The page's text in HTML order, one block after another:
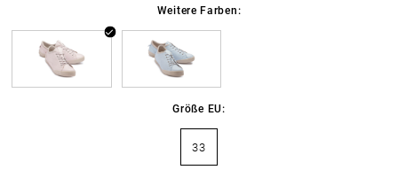
Weitere Farben:
Größe EU:
33